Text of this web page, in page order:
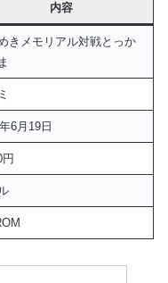
内容
きメモリアル対戦とっか
6月19日